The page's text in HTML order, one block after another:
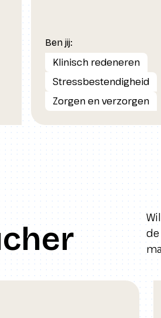
Ben jij:
Klinisch redeneren
Stressbestendigheid
Zorgen en verzorgen